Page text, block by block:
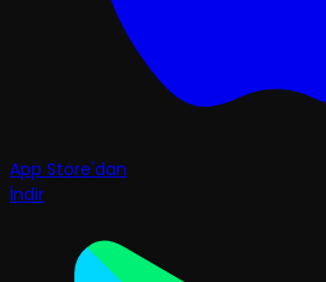
App Store'dan
İndir